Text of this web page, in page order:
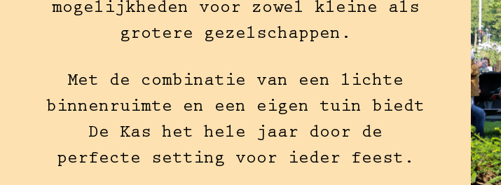
mogelijkheden voor zowel kleine als
grotere gezelschappen.
Met de combinatie van een lichte
binnenruimte en een eigen tuin biedt
De Kas het hele jaar door de
perfecte setting voor ieder feest.